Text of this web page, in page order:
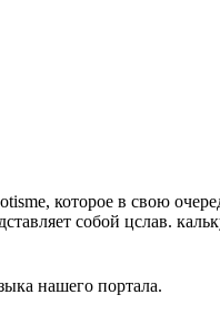
которое в свою
собой цслав.
нашего портала.